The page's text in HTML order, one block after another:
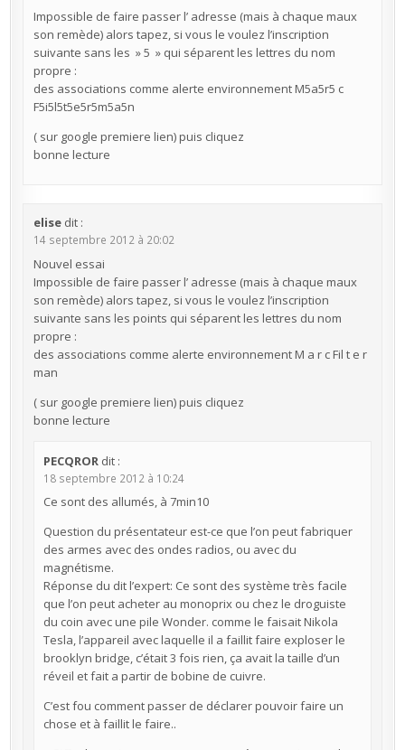
Impossible de faire passer l’ adresse (mais à chaque maux
son remède) alors tapez, si vous le voulez l’inscription
suivante sans les » 5 » qui séparent les lettres du nom
propre :
des associations comme alerte environnement M5a5r5 c
F5i5l5t5e5r5m5a5n
( sur google premiere lien) puis cliquez
bonne lecture
elise dit :
14 septembre 2012 à 20:02
Nouvel essai
Impossible de faire passer l’ adresse (mais à chaque maux
son remède) alors tapez, si vous le voulez l’inscription
suivante sans les points qui séparent les lettres du nom
propre :
des associations comme alerte environnement M a r c Fil t e r
man
( sur google premiere lien) puis cliquez
bonne lecture
PECQROR dit :
18 septembre 2012 à 10:24
Ce sont des allumés, à 7min10
Question du présentateur est-ce que l’on peut fabriquer
des armes avec des ondes radios, ou avec du
magnétisme.
Réponse du dit l’expert: Ce sont des système très facile
que l’on peut acheter au monoprix ou chez le droguiste
du coin avec une pile Wonder. comme le faisait Nikola
Tesla, l’appareil avec laquelle il a faillit faire exploser le
brooklyn bridge, c’était 3 fois rien, ça avait la taille d’un
réveil et fait a partir de bobine de cuivre.
C’est fou comment passer de déclarer pouvoir faire un
chose et à faillit le faire..